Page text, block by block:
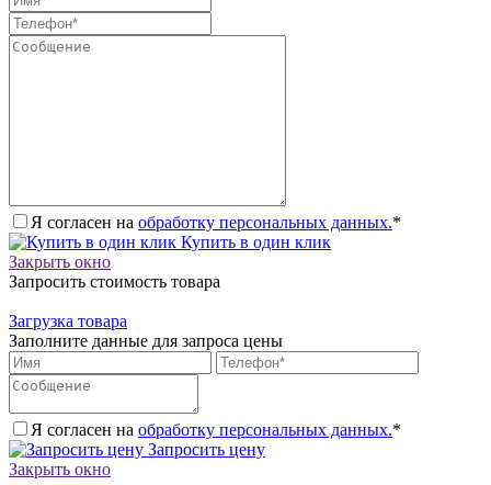
Я согласен на обработку персональных данных.*
Купить в один клик
Закрыть окно
Запросить стоимость товара
Загрузка товара
Заполните данные для запроса цены
Я согласен на обработку персональных данных.*
Запросить цену
Закрыть окно